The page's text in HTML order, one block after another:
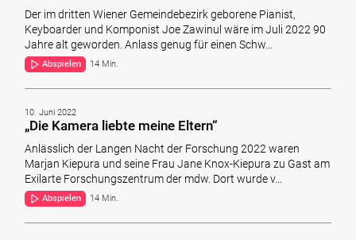
Der im dritten Wiener Gemeindebezirk geborene Pianist,
Keyboarder und Komponist Joe Zawinul wäre im Juli 2022 90
Jahre alt geworden. Anlass genug für einen Schw…
Abspielen 14 Min.
10. Juni 2022
„Die Kamera liebte meine Eltern“
Anlässlich der Langen Nacht der Forschung 2022 waren
Marjan Kiepura und seine Frau Jane Knox-Kiepura zu Gast am
Exilarte Forschungszentrum der mdw. Dort wurde v…
Abspielen 14 Min.